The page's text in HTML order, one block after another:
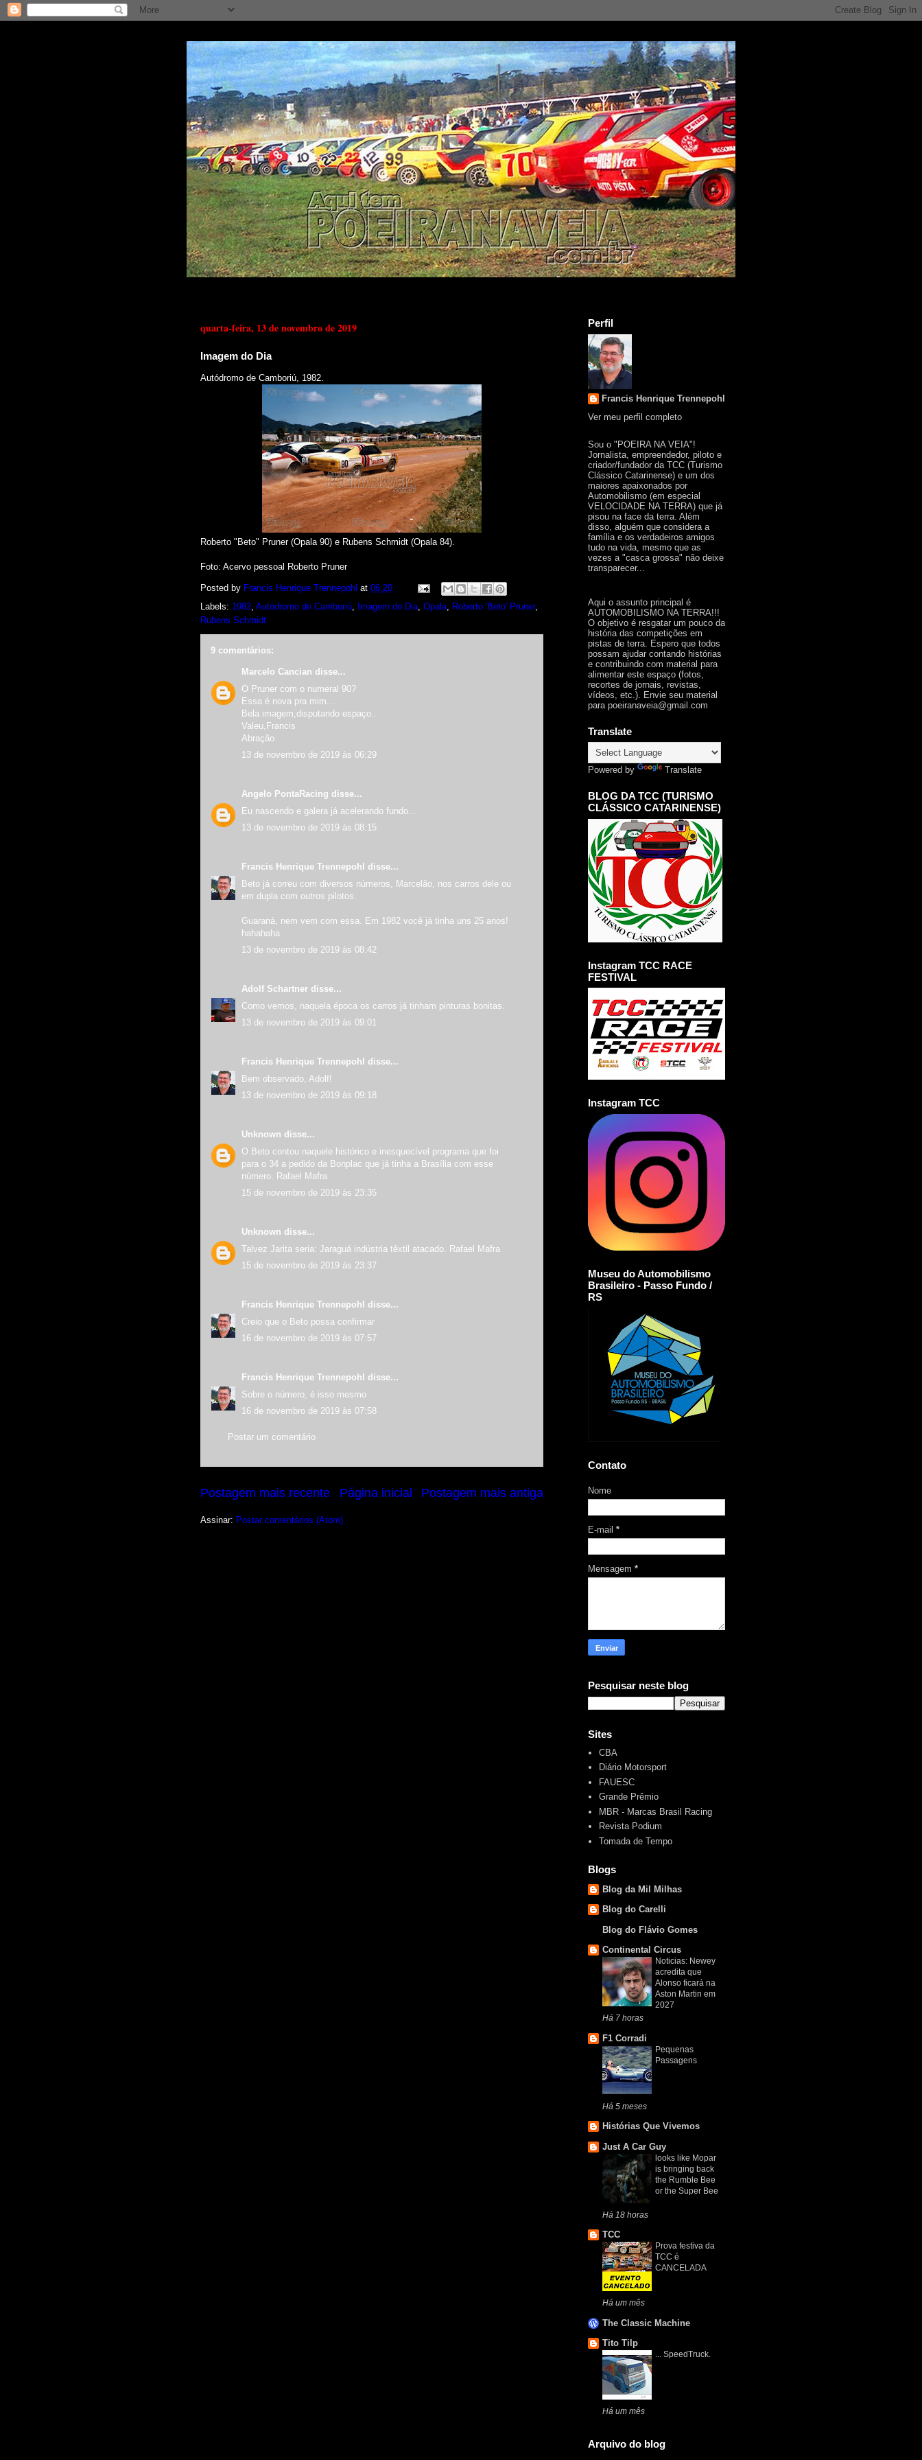
quarta-feira, 13 de novembro de 2019
Imagem do Dia
Autódromo de Camboriú, 1982.
Roberto "Beto" Pruner (Opala 90) e Rubens Schmidt (Opala 84).
Foto: Acervo pessoal Roberto Pruner
Posted by Francis Henrique Trennepohl at 06:20
Labels: 1982, Autódromo de Camboriú, Imagem do Dia, Opala, Roberto 'Beto' Pruner,
Rubens Schmidt
9 comentários:
Marcelo Cancian disse...
O Pruner com o numeral 90?
Essa é nova pra mim...
Bela imagem,disputando espaço..
Valeu,Francis
Abração
13 de novembro de 2019 às 06:29
Angelo PontaRacing disse...
Eu nascendo e galera já acelerando fundo...
13 de novembro de 2019 às 08:15
Francis Henrique Trennepohl
disse...
Beto já correu com diversos números, Marcelão, nos carros dele ou
em dupla com outros pilotos.
Guaraná, nem vem com essa. Em 1982 você já tinha uns 25 anos!
hahahaha
13 de novembro de 2019 às 08:42
Adolf Schartner disse...
Como vemos, naquela época os carros já tinham pinturas bonitas.
13 de novembro de 2019 às 09:01
Francis Henrique Trennepohl
disse...
Bem observado, Adolf!
13 de novembro de 2019 às 09:18
Unknown disse...
O Beto contou naquele histórico e inesquecível programa que foi
para o 34 a pedido da Bonplac que já tinha a Brasília com esse
número. Rafael Mafra
15 de novembro de 2019 às 23:35
Unknown disse...
Talvez Jarita seria: Jaraguá indústria têxtil atacado. Rafael Mafra
15 de novembro de 2019 às 23:37
Francis Henrique Trennepohl
disse...
Creio que o Beto possa confirmar
16 de novembro de 2019 às 07:57
Francis Henrique Trennepohl
disse...
Sobre o número, é isso mesmo
16 de novembro de 2019 às 07:58
Postar um comentário
Postagem mais recente Postagem mais antiga
Página inicial
Assinar: Postar comentários (Atom)
Perfil
Francis Henrique Trennepohl
Ver meu perfil completo
Sou o "POEIRA NA VEIA"!
Jornalista, empreendedor, piloto e
criador/fundador da TCC (Turismo
Clássico Catarinense) e um dos
maiores apaixonados por
Automobilismo (em especial
VELOCIDADE NA TERRA) que já
pisou na face da terra. Além
disso, alguém que considera a
família e os verdadeiros amigos
tudo na vida, mesmo que as
vezes a "casca grossa" não deixe
transparecer...
Aqui o assunto principal é
AUTOMOBILISMO NA TERRA!!!
O objetivo é resgatar um pouco da
história das competições em
pistas de terra. Espero que todos
possam ajudar contando histórias
e contribuindo com material para
alimentar este espaço (fotos,
recortes de jornais, revistas,
vídeos, etc.). Envie seu material
para poeiranaveia@gmail.com
Translate
Powered by Translate
BLOG DA TCC (TURISMO
CLÁSSICO CATARINENSE)
Instagram TCC RACE
FESTIVAL
Instagram TCC
Museu do Automobilismo
Brasileiro - Passo Fundo /
RS
Contato
Nome
E-mail *
Mensagem *
Pesquisar neste blog
Sites
CBA
Diário Motorsport
FAUESC
Grande Prêmio
MBR - Marcas Brasil Racing
Revista Podium
Tomada de Tempo
Blogs
Blog da Mil Milhas
Blog do Carelli
Blog do Flávio Gomes
Continental Circus
Noticias: Newey
acredita que
Alonso ficará na
Aston Martin em
2027
Há 7 horas
F1 Corradi
Pequenas
Passagens
Há 5 meses
Histórias Que Vivemos
Just A Car Guy
looks like Mopar
is bringing back
the Rumble Bee
or the Super Bee
Há 18 horas
TCC
Prova festiva da
TCC é
CANCELADA
Há um mês
The Classic Machine
Tito Tilp
... SpeedTruck.
Há um mês
Arquivo do blog